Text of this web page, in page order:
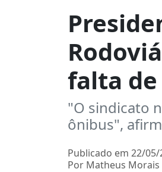
falta
"O sindicato
ônibus",
Publicado em 22/05/
Por Matheus Morais